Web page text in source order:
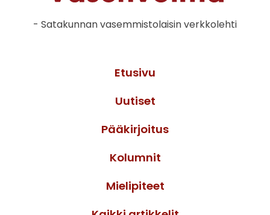
- Satakunnan vasemmistolaisin verkkolehti
Etusivu
Uutiset
Pääkirjoitus
Kolumnit
Mielipiteet